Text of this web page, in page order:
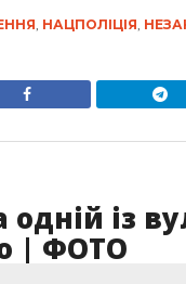
НАЦПОЛІЦІЯ
із
| ФОТО